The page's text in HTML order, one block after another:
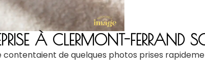
À CLERMONT-FERRAND
de quelques photos prises